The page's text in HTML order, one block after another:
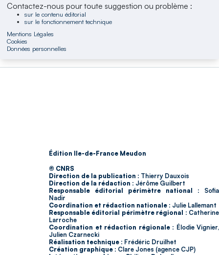
Contactez-nous pour toute suggestion ou problème :
sur le contenu éditorial
sur le fonctionnement technique
Mentions Légales
Cookies
Données personnelles
Édition Ile-de-France Meudon
© CNRS
Direction de la publication : Thierry Dauxois
Direction de la rédaction : Jérôme Guilbert
Responsable éditorial périmètre national : Sofia
Nadir
Coordination et rédaction nationale : Julie Lallemant
Responsable éditorial périmètre régional : Catherine
Larroche
Coordination et rédaction régionale : Élodie Vignier,
Julien Czarnecki
Réalisation technique : Frédéric Druilhet
Création graphique : Clare Jones (agence CJP)